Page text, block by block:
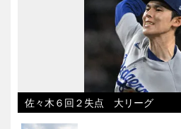
佐々木６回２失点 大リーグ